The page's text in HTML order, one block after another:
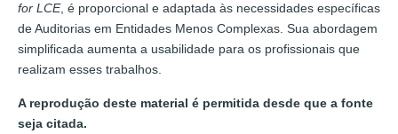
for LCE, é proporcional e adaptada às necessidades específicas
de Auditorias em Entidades Menos Complexas. Sua abordagem
simplificada aumenta a usabilidade para os profissionais que
realizam esses trabalhos.
A reprodução deste material é permitida desde que a fonte
seja citada.